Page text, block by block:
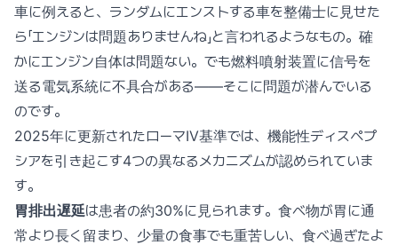
車に例えると、ランダムにエンストする車を整備士に見せた
ら「エンジンは問題ありませんね」と言われるようなもの。確
かにエンジン自体は問題ない。でも燃料噴射装置に信号を
送る電気系統に不具合がある——そこに問題が潜んでいる
のです。
2025年に更新されたローマIV基準では、機能性ディスペプ
シアを引き起こす4つの異なるメカニズムが認められていま
す。
胃排出遅延は患者の約30%に見られます。食べ物が胃に通
常より長く留まり、少量の食事でも重苦しい、食べ過ぎたよ